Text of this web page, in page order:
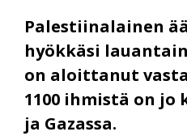
Palestiinalainen
hyökkäsi
on aloittanut
1100 ihmistä on jo
ja Gazassa.